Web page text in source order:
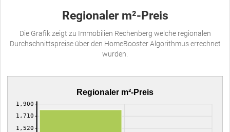
Regionaler m²-Preis
Die Grafik zeigt zu Immobilien Rechenberg welche regionalen
Durchschnittspreise über den HomeBooster Algorithmus errechnet
wurden.
Regionaler m²-Preis
1,520
1,710
1,900